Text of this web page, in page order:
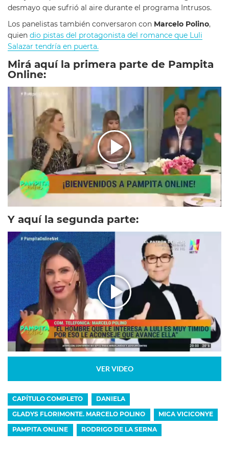
desmayo que sufrió al aire durante el programa Intrusos.
Los panelistas también conversaron con Marcelo Polino,
quien dio pistas del protagonista del romance que Luli
Salazar tendría en puerta.
Mirá aquí la primera parte de Pampita
Online:
Y aquí la segunda parte:
VER VIDEO
CAPÍTULO COMPLETO DANIELA
GLADYS FLORIMONTE. MARCELO POLINO MICA VICICONYE
PAMPITA ONLINE RODRIGO DE LA SERNA